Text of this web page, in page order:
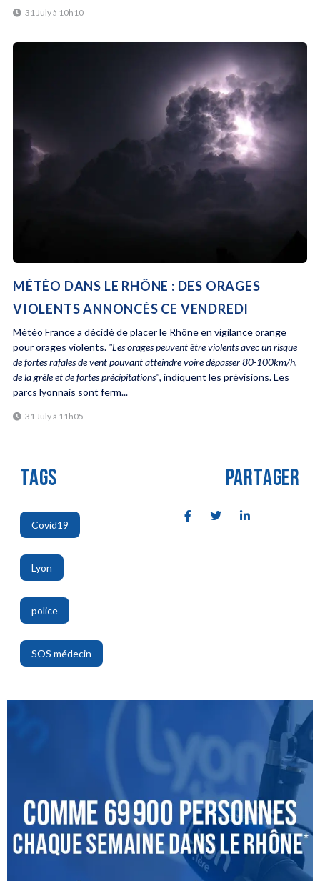
31 July à 10h10
MÉTÉO DANS LE RHÔNE : DES ORAGES
VIOLENTS ANNONCÉS CE VENDREDI
Météo France a décidé de placer le Rhône en vigilance orange
pour orages violents. "Les orages peuvent être violents avec un risque
de fortes rafales de vent pouvant atteindre voire dépasser 80-100km/h,
de la grêle et de fortes précipitations", indiquent les prévisions. Les
parcs lyonnais sont ferm...
31 July à 11h05
TAGS
Covid19
,
Lyon
,
police
,
SOS médecin
PARTAGER